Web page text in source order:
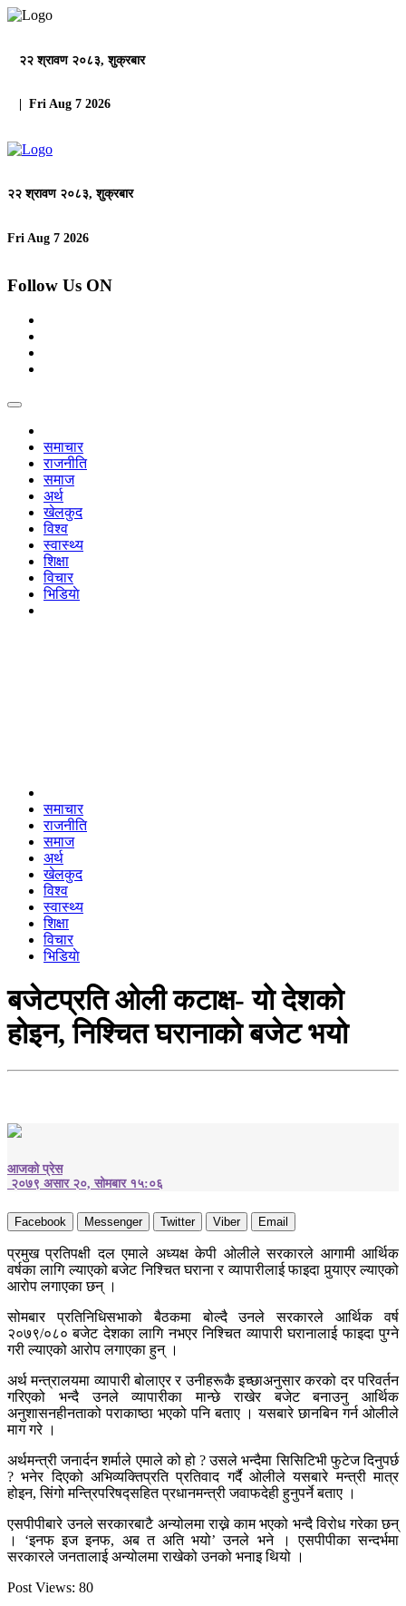
२२ श्रावण २०८३, शुक्रबार
| Fri Aug 7 2026
२२ श्रावण २०८३, शुक्रबार
Fri Aug 7 2026
Follow Us ON
समाचार
राजनीति
समाज
अर्थ
खेलकुद
विश्व
स्वास्थ्य
शिक्षा
विचार
भिडियाे
समाचार
राजनीति
समाज
अर्थ
खेलकुद
विश्व
स्वास्थ्य
शिक्षा
विचार
भिडियाे
बजेटप्रति ओली कटाक्ष- यो देशको
होइन, निश्चित घरानाको बजेट भयो
आजको प्रेस
२०७९ असार २०, सोमबार १५:०६
Facebook Messenger Twitter Viber Email
प्रमुख प्रतिपक्षी दल एमाले अध्यक्ष केपी ओलीले सरकारले आगामी आर्थिक
वर्षका लागि ल्याएको बजेट निश्चित घराना र व्यापारीलाई फाइदा पुर्‍याएर ल्याएको
आरोप लगाएका छन् ।
सोमबार प्रतिनिधिसभाको बैठकमा बोल्दै उनले सरकारले आर्थिक वर्ष
२०७९/०८० बजेट देशका लागि नभएर निश्चित व्यापारी घरानालाई फाइदा पुग्ने
गरी ल्याएको आरोप लगाएका हुन् ।
अर्थ मन्त्रालयमा व्यापारी बोलाएर र उनीहरूकै इच्छाअनुसार करको दर परिवर्तन
गरिएको भन्दै उनले व्यापारीका मान्छे राखेर बजेट बनाउनु आर्थिक
अनुशासनहीनताको पराकाष्ठा भएको पनि बताए । यसबारे छानबिन गर्न ओलीले
माग गरे ।
अर्थमन्त्री जनार्दन शर्माले एमाले को हो ? उसले भन्दैमा सिसिटिभी फुटेज दिनुपर्छ
? भनेर दिएको अभिव्यक्तिप्रति प्रतिवाद गर्दै ओलीले यसबारे मन्त्री मात्र
होइन, सिंगो मन्त्रिपरिषद्सहित प्रधानमन्त्री जवाफदेही हुनुपर्ने बताए ।
एसपीपीबारे उनले सरकारबाटै अन्योलमा राख्ने काम भएको भन्दै विरोध गरेका छन्
। ‘इनफ इज इनफ, अब त अति भयो’ उनले भने । एसपीपीका सन्दर्भमा
सरकारले जनतालाई अन्योलमा राखेको उनको भनाइ थियो ।
Post Views: 80